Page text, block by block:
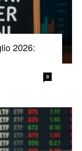
2026:
0